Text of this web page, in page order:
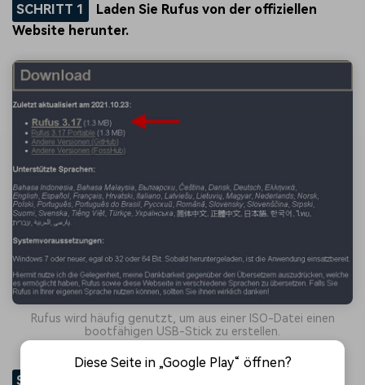
SCHRITT 1
Laden Sie Rufus von der offiziellen
Website herunter.
Rufus wird häufig genutzt, um aus einer ISO-Datei einen
bootfähigen USB-Stick zu erstellen.
SCHRITT 2
Diese Seite in „Google Play“ öffnen?